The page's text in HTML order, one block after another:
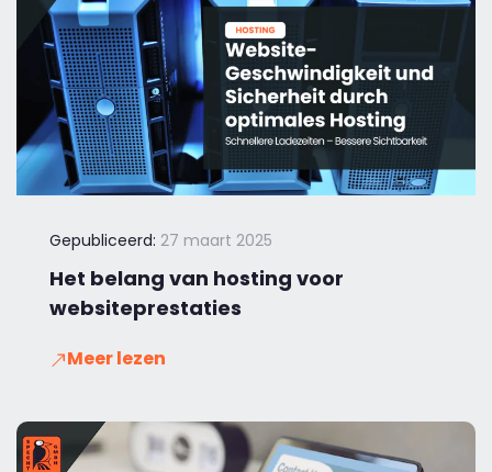
Gepubliceerd: 27 maart 2025
Het belang van hosting voor
websiteprestaties
Meer lezen